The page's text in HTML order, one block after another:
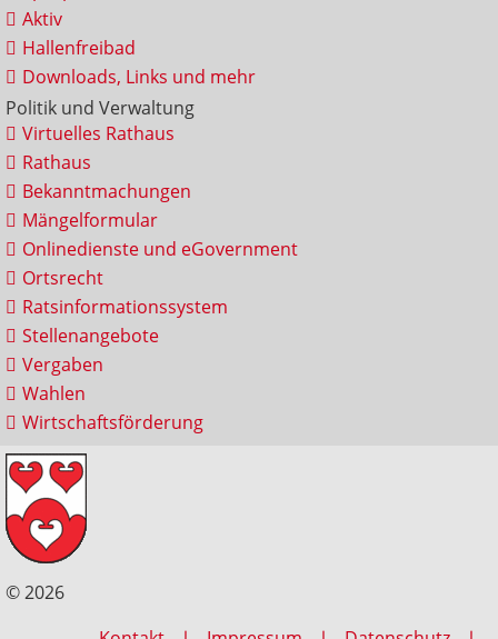
Aktiv
Hallenfreibad
Downloads, Links und mehr
Politik und Verwaltung
Virtuelles Rathaus
Rathaus
Bekanntmachungen
Mängelformular
Onlinedienste und eGovernment
Ortsrecht
Ratsinformationssystem
Stellenangebote
Vergaben
Wahlen
Wirtschaftsförderung
© 2026